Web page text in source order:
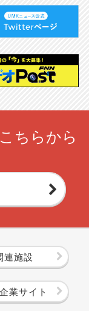
ちらから
連施設
業サイト